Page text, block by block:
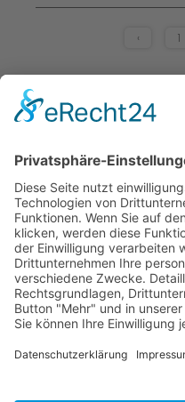
‹ 1
Central Kabarett
Sanftwut
academixer
Leipziger Pfeffermühle
Spielstätten
Haus Leipzig
Ticketgalerie
Kontakt